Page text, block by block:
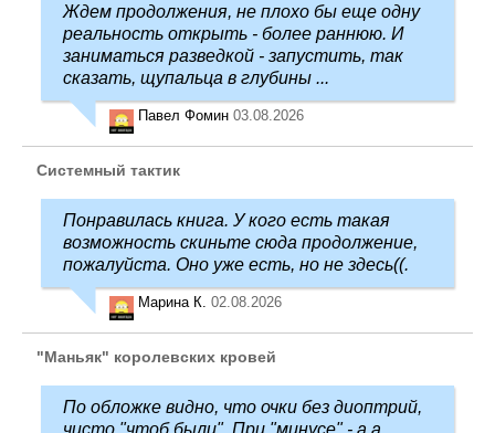
Ждем продолжения, не плохо бы еще одну
реальность открыть - более раннюю. И
заниматься разведкой - запустить, так
сказать, щупальца в глубины ...
Павел Фомин 03.08.2026
Системный тактик
Понравилась книга. У кого есть такая
возможность скиньте сюда продолжение,
пожалуйста. Оно уже есть, но не здесь((.
Марина К. 02.08.2026
"Маньяк" королевских кровей
По обложке видно, что очки без диоптрий,
чисто "чтоб были". При "минусе" - а а